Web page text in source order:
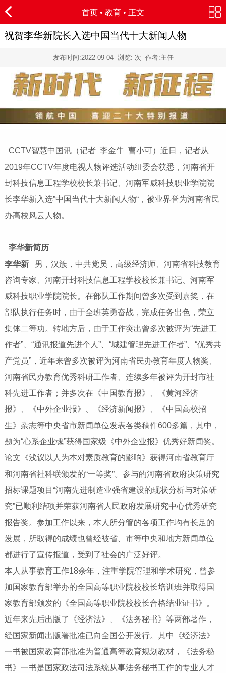
首页 • 教育 • 正文
祝贺李华新院长入选中国当代十大新闻人物
发布时间:2022-09-04浏览: 次 作者:主任
CCTV智慧中国讯（记者 李金牛 曹小可）近日，记者从
2019年CCTV年度电视人物评选活动组委会获悉，河南省开
封科技信息工程学校校长兼书记、河南军威科技职业学院院
长李华新入选”中国当代十大新闻人物“，被业界誉为河南省民
办高校风云人物。
李华新简历
李华新男，汉族，中共党员，高级经济师、河南省科技教育
咨询专家、河南开封科技信息工程学校校长兼书记、河南军
威科技职业学院院长。在部队工作期间曾多次受到嘉奖，在
部队执行任务时，由于全班英勇奋战，完成任务出色，荣立
集体二等功。转地方后，由于工作突出曾多次被评为“先进工
作者”、“通讯报道先进个人”、“城建管理先进工作者”、“优秀共
产党员”，近年来曾多次被评为河南省民办教育年度人物奖、
河南省民办教育优秀科研工作者、连续多年被评为开封市社
科先进工作者；并多次在《中国教育报》、《黄河经济
报》、《中外企业报》、《经济新闻报》、《中国高校招
生》杂志等中央省市新闻单位发表各类稿件600多篇，其中，
题为“心系企业魂”获得国家级《中外企业报》优秀好新闻奖。
论文《浅议以人为本对素质教育的影响》获得河南省教育厅
和河南省社科联颁发的“一等奖”。参与的河南省政府决策研究
招标课题项目“河南先进制造业强省建设的现状分析与对策研
究”已顺利结项并荣获河南省人民政府发展研究中心优秀研究
报告奖。参加工作以来，本人所分管的各项工作均有长足的
发展，所取得的成绩也曾经被省、市等中央和地方新闻单位
都进行了宣传报道，受到了社会的广泛好评。
本人从事教育工作18余年，注重学院管理和学术研究，曾参
加国家教育部举办的全国高等职业院校校长培训班并取得国
家教育部颁发的《全国高等职业院校校长合格结业证书》。
近年来先后出版了《经济法》、《法务秘书》等两部著作，
经国家新闻出版署批准已向全国公开发行。其中《经济法》
一书被国家教育部批准为普通高等教育规划教材，《法务秘
书》一书是国家政法司法系统从事法务秘书工作的专业人才